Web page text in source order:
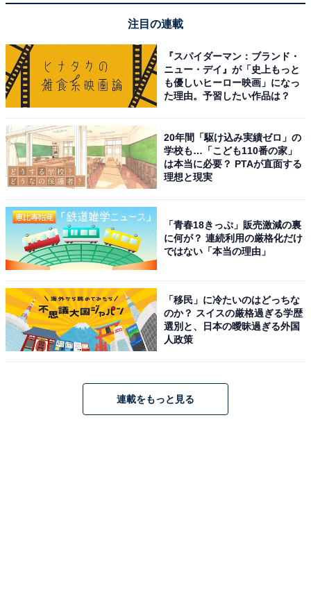
注目の連載
『スパイダーマン：ブランド・
ニュー・デイ』が「史上もっと
も優しいヒーロー映画」になっ
た理由。予習したい作品は？
20年間「駆け込み実績ゼロ」の
学校も…「こども110番の家」
は本当に必要？ PTAが直面する
理想と現実
「青春18きっぷ」販売激減の裏
に何が？ 連続利用の厳格化だけ
ではない「本当の理由」
「移民」に冷たいのはどっちな
のか？ スイスの厳格過ぎる学歴
選別と、日本の曖昧過ぎる外国
人政策
連載をもっと見る